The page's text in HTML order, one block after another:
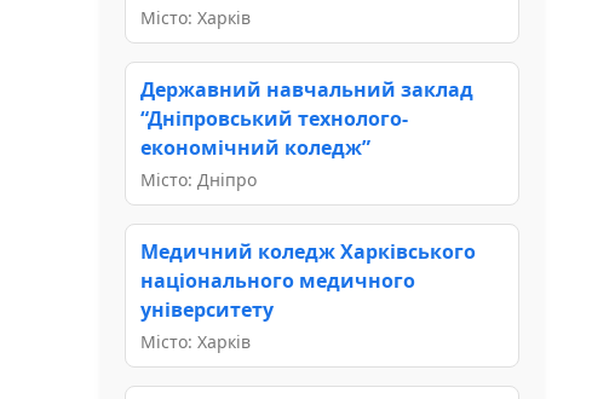
Місто: Харків
Державний навчальний заклад
“Дніпровський технолого-
економічний коледж”
Місто: Дніпро
Медичний коледж Харківського
національного медичного
університету
Місто: Харків